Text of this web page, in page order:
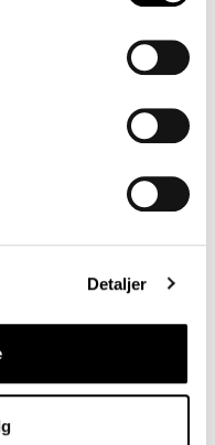
Detaljer
The three-
it is drawn on.
two different
create a